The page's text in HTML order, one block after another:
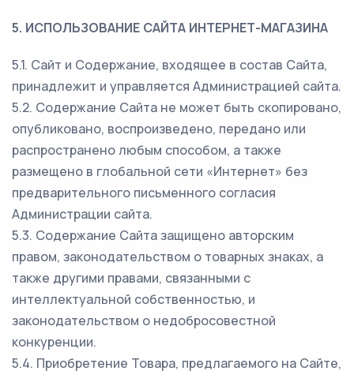
5. ИСПОЛЬЗОВАНИЕ САЙТА ИНТЕРНЕТ-МАГАЗИНА
5.1. Сайт и Содержание, входящее в состав Сайта,
принадлежит и управляется Администрацией сайта.
5.2. Содержание Сайта не может быть скопировано,
опубликовано, воспроизведено, передано или
распространено любым способом, а также
размещено в глобальной сети «Интернет» без
предварительного письменного согласия
Администрации сайта.
5.3. Содержание Сайта защищено авторским
правом, законодательством о товарных знаках, а
также другими правами, связанными с
интеллектуальной собственностью, и
законодательством о недобросовестной
конкуренции.
5.4. Приобретение Товара, предлагаемого на Сайте,